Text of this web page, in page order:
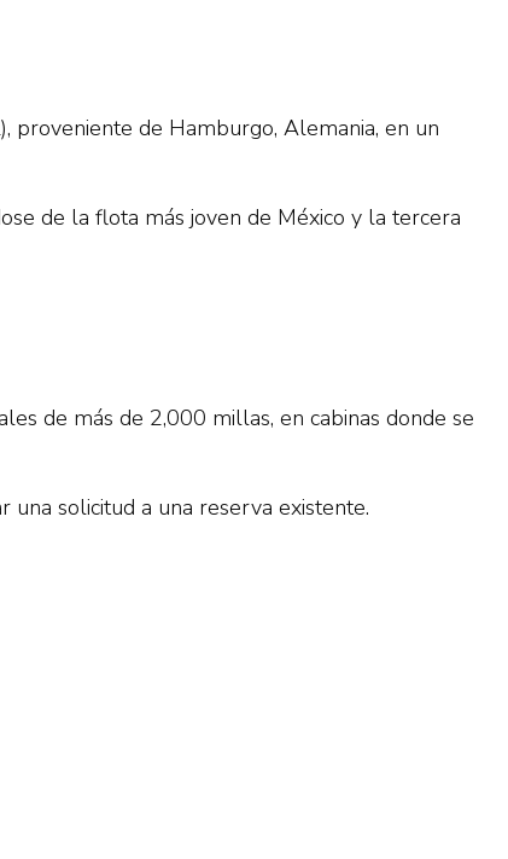
de Hamburgo, Alemania, en un
de la flota más joven de México y la tercera
de más de 2,000 millas, en cabinas donde se
una solicitud a una reserva existente.